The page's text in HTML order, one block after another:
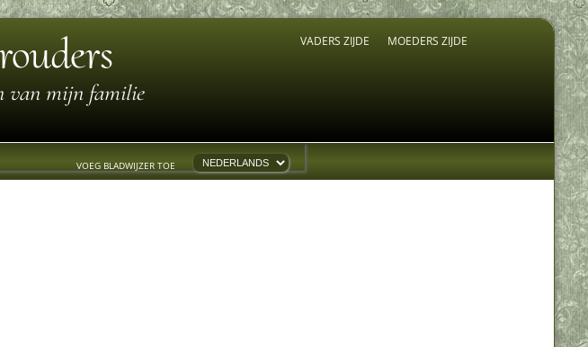
van mijn familie
VADERS ZIJDE MOEDERS ZIJDE
VOEG BLADWIJZER TOE